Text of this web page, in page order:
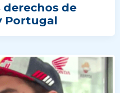
derechos de
Portugal